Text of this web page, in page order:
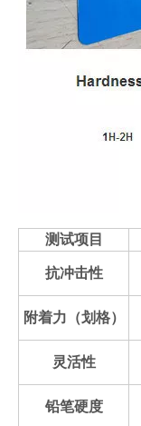
测试项目
抗冲击性
附着力（划格）
灵活性
铅笔硬度